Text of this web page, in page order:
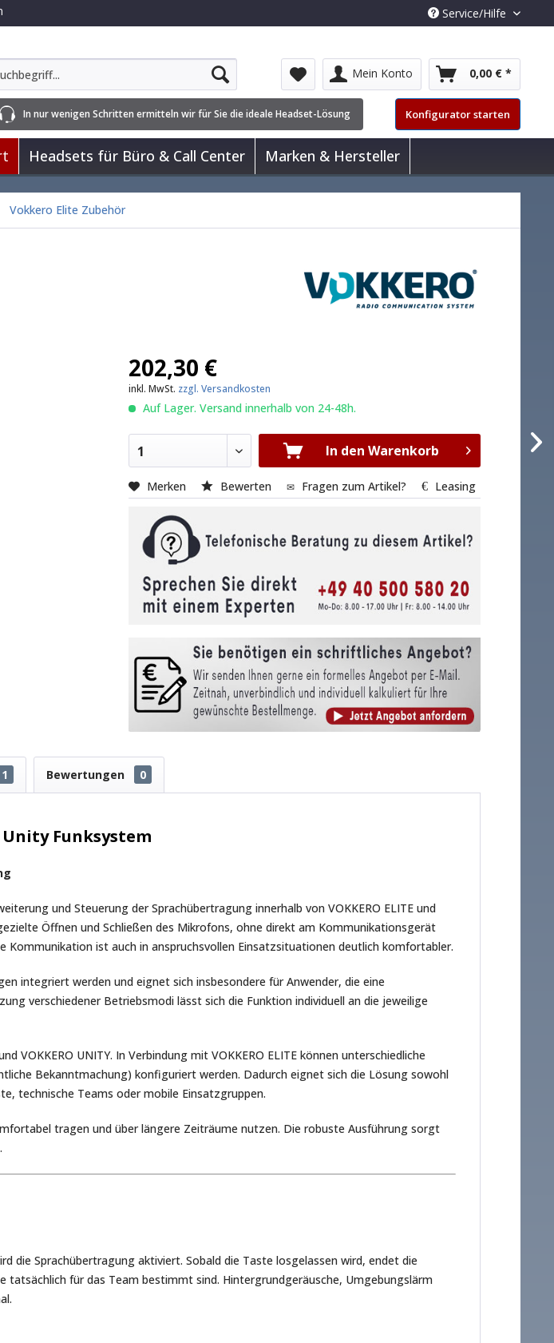
Service/Hilfe
Mein Konto 0,00 € *
In nur wenigen Schritten ermitteln wir für Sie die ideale Headset-Lösung Konfigurator starten
Headsets für Büro & Call Center Marken & Hersteller
Vokkero Elite Zubehör
202,30 €
inkl. MwSt. zzgl. Versandkosten
Auf Lager. Versand innerhalb von 24-48h.
1 In den Warenkorb
Merken Bewerten Fragen zum Artikel? Leasing
1 Bewertungen 0
Funksystem
und Steuerung der Sprachübertragung innerhalb von VOKKERO ELITE und
Öffnen und Schließen des Mikrofons, ohne direkt am Kommunikationsgerät
ist auch in anspruchsvollen Einsatzsituationen deutlich komfortabler.
integriert werden und eignet sich insbesondere für Anwender, die eine
verschiedener Betriebsmodi lässt sich die Funktion individuell an die jeweilige
VOKKERO UNITY. In Verbindung mit VOKKERO ELITE können unterschiedliche
Bekanntmachung) konfiguriert werden. Dadurch eignet sich die Lösung sowohl
technische Teams oder mobile Einsatzgruppen.
tragen und über längere Zeiträume nutzen. Die robuste Ausführung sorgt
die Sprachübertragung aktiviert. Sobald die Taste losgelassen wird, endet die
für das Team bestimmt sind. Hintergrundgeräusche, Umgebungslärm